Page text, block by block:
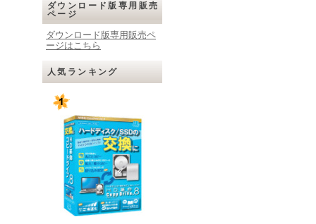
ダウンロード版専用販売
ページ
ダウンロード版専用販売ペ
ージはこちら
人気ランキング